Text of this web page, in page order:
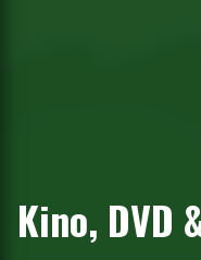
Kino, DVD